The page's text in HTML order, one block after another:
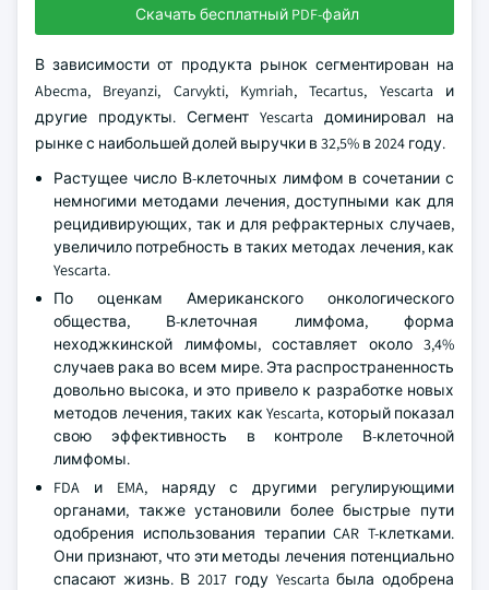
Скачать бесплатный PDF-файл
В зависимости от продукта рынок сегментирован на
Abecma, Breyanzi, Carvykti, Kymriah, Tecartus, Yescarta и
другие продукты. Сегмент Yescarta доминировал на
рынке с наибольшей долей выручки в 32,5% в 2024 году.
Растущее число В-клеточных лимфом в сочетании с
немногими методами лечения, доступными как для
рецидивирующих, так и для рефрактерных случаев,
увеличило потребность в таких методах лечения, как
Yescarta.
По оценкам Американского онкологического
общества, В-клеточная лимфома, форма
неходжкинской лимфомы, составляет около 3,4%
случаев рака во всем мире. Эта распространенность
довольно высока, и это привело к разработке новых
методов лечения, таких как Yescarta, который показал
свою эффективность в контроле В-клеточной
лимфомы.
FDA и EMA, наряду с другими регулирующими
органами, также установили более быстрые пути
одобрения использования терапии CAR T-клетками.
Они признают, что эти методы лечения потенциально
спасают жизнь. В 2017 году Yescarta была одобрена